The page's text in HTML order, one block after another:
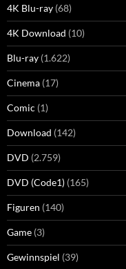
4K Blu-ray (68)
4K Download (10)
Blu-ray (1.622)
Cinema (17)
Comic (1)
Download (142)
DVD (2.759)
DVD (Code1) (165)
Figuren (140)
Game (3)
Gewinnspiel (39)